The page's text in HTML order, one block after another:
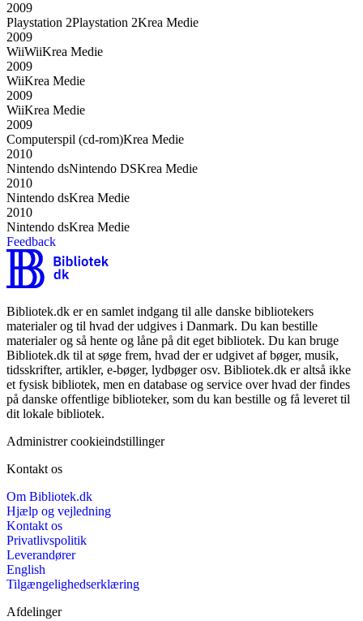
2009
Playstation 2Playstation 2Krea Medie
2009
WiiWiiKrea Medie
2009
WiiKrea Medie
2009
WiiKrea Medie
2009
Computerspil (cd-rom)Krea Medie
2010
Nintendo dsNintendo DSKrea Medie
2010
Nintendo dsKrea Medie
2010
Nintendo dsKrea Medie
Feedback
Bibliotek.dk er en samlet indgang til alle danske bibliotekers
materialer og til hvad der udgives i Danmark. Du kan bestille
materialer og så hente og låne på dit eget bibliotek. Du kan bruge
Bibliotek.dk til at søge frem, hvad der er udgivet af bøger, musik,
tidsskrifter, artikler, e-bøger, lydbøger osv. Bibliotek.dk er altså ikke
et fysisk bibliotek, men en database og service over hvad der findes
på danske offentlige biblioteker, som du kan bestille og få leveret til
dit lokale bibliotek.
Administrer cookieindstillinger
Kontakt os
Om Bibliotek.dk
Hjælp og vejledning
Kontakt os
Privatlivspolitik
Leverandører
English
Tilgængelighedserklæring
Afdelinger